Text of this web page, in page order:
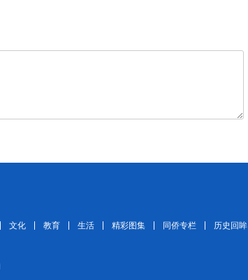
文化 教育 生活 精彩图集 同侨专栏 历史回眸